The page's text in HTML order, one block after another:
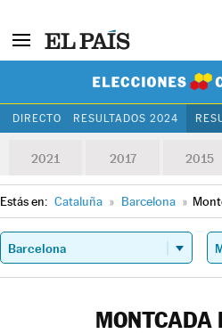
DIRECTO RESULTADOS 2024
2021 2017 2015
Estás en: Cataluña » Barcelona »
MONTCADA